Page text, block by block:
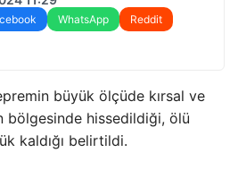
WhatsApp
Reddit
büyük ölçüde kırsal ve
bölgesinde hissedildiği, ölü
kaldığı belirtildi.